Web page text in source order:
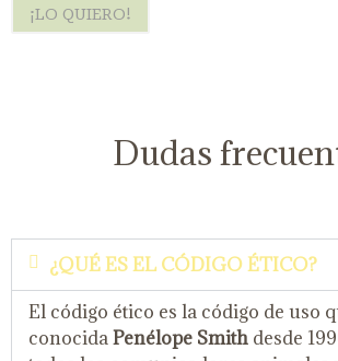
¡LO QUIERO!
Dudas
¿QUÉ ES EL CÓDIGO ÉTICO?
El código ético es la código de uso
conocidaPenélope Smith desde